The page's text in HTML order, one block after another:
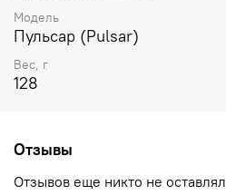
Модель
Пульсар (Pulsar)
Вес, г
128
Отзывы
Отзывов еще никто не оставлял